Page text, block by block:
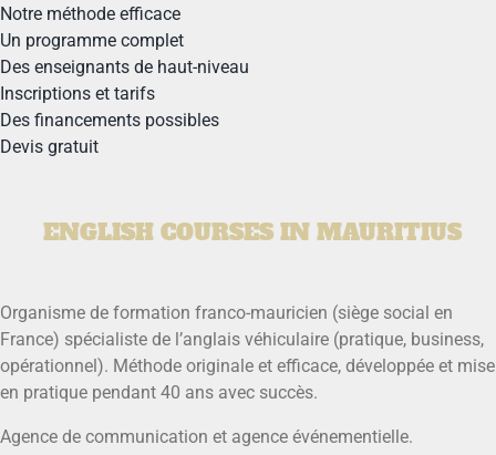
Notre méthode efficace
Un programme complet
Des enseignants de haut-niveau
Inscriptions et tarifs
Des financements possibles
Devis gratuit
ENGLISH COURSES IN MAURITIUS
Organisme de formation franco-mauricien (siège social en
France) spécialiste de l’anglais véhiculaire (pratique, business,
opérationnel). Méthode originale et efficace, développée et mise
en pratique pendant 40 ans avec succès.
Agence de communication et agence événementielle.